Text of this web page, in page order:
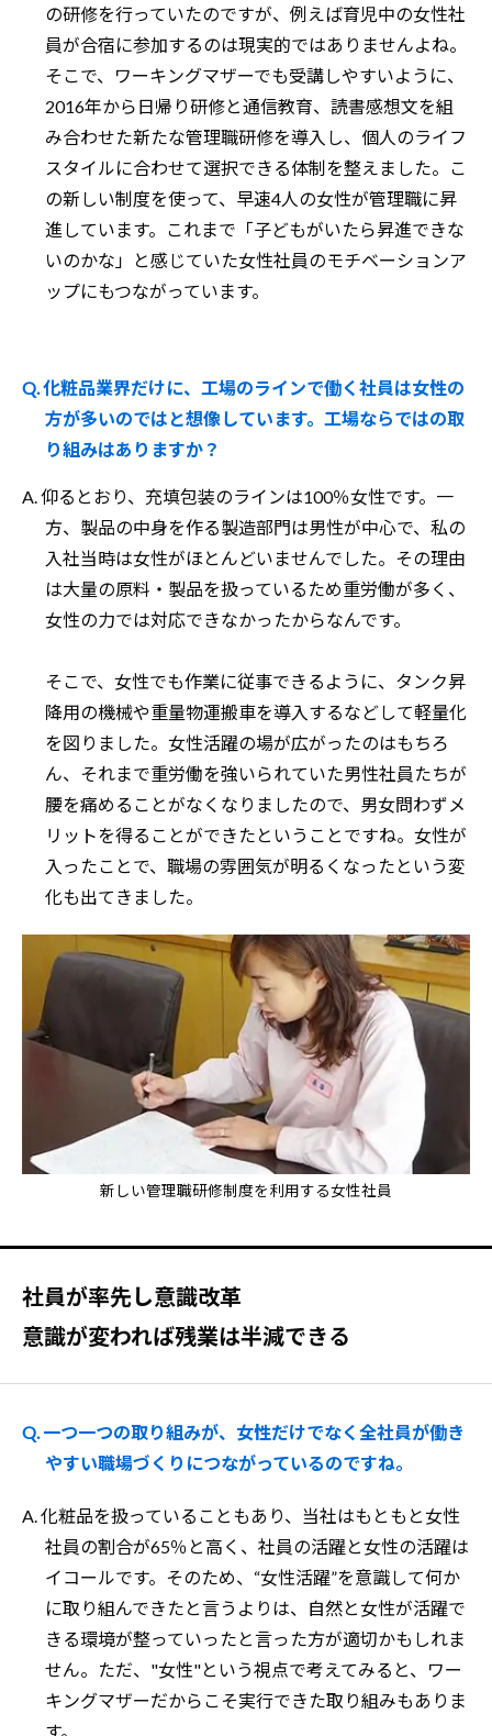
の研修を行っていたのですが、例えば育児中の女性社
員が合宿に参加するのは現実的ではありませんよね。
そこで、ワーキングマザーでも受講しやすいように、
2016年から日帰り研修と通信教育、読書感想文を組
み合わせた新たな管理職研修を導入し、個人のライフ
スタイルに合わせて選択できる体制を整えました。こ
の新しい制度を使って、早速4人の女性が管理職に昇
進しています。これまで「子どもがいたら昇進できな
いのかな」と感じていた女性社員のモチベーションア
ップにもつながっています。
Q. 化粧品業界だけに、工場のラインで働く社員は女性の
方が多いのではと想像しています。工場ならではの取
り組みはありますか？
A. 仰るとおり、充填包装のラインは100％女性です。一
方、製品の中身を作る製造部門は男性が中心で、私の
入社当時は女性がほとんどいませんでした。その理由
は大量の原料・製品を扱っているため重労働が多く、
女性の力では対応できなかったからなんです。
そこで、女性でも作業に従事できるように、タンク昇
降用の機械や重量物運搬車を導入するなどして軽量化
を図りました。女性活躍の場が広がったのはもちろ
ん、それまで重労働を強いられていた男性社員たちが
腰を痛めることがなくなりましたので、男女問わずメ
リットを得ることができたということですね。女性が
入ったことで、職場の雰囲気が明るくなったという変
化も出てきました。
新しい管理職研修制度を利用する女性社員
社員が率先し意識改革
意識が変われば残業は半減できる
Q. 一つ一つの取り組みが、女性だけでなく全社員が働き
やすい職場づくりにつながっているのですね。
A. 化粧品を扱っていることもあり、当社はもともと女性
社員の割合が65％と高く、社員の活躍と女性の活躍は
イコールです。そのため、“女性活躍”を意識して何か
に取り組んできたと言うよりは、自然と女性が活躍で
きる環境が整っていったと言った方が適切かもしれま
せん。ただ、"女性"という視点で考えてみると、ワー
キングマザーだからこそ実行できた取り組みもありま
す。